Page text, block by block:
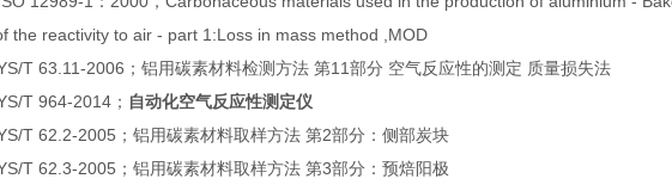
the reactivity to air - part 1:Loss in mass method ,MOD
T 63.11-2006；铝用碳素材料检测方法 第11部分 空气反应性的测定 质量损失法
T 964-2014； 自动化空气反应性测定仪
T 62.2-2005；铝用碳素材料取样方法 第2部分：侧部炭块
T 62.3-2005；铝用碳素材料取样方法 第3部分：预焙阳极